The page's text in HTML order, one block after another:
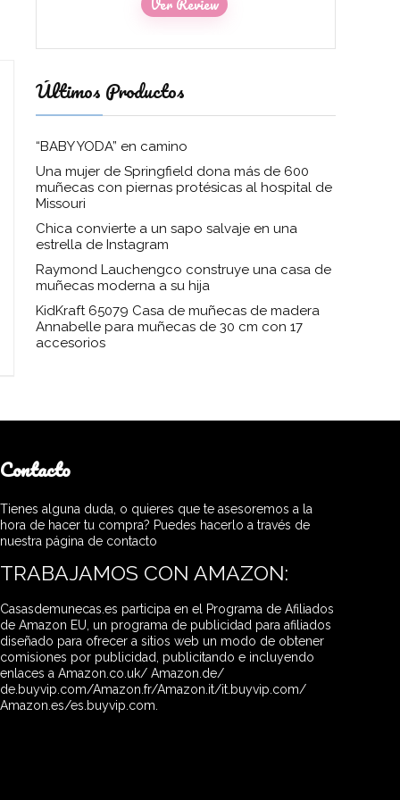
Últimos Productos
“BABY YODA” en camino
Una mujer de Springfield dona más de 600
muñecas con piernas protésicas al hospital de
Missouri
Chica convierte a un sapo salvaje en una
estrella de Instagram
Raymond Lauchengco construye una casa de
muñecas moderna a su hija
KidKraft 65079 Casa de muñecas de madera
Annabelle para muñecas de 30 cm con 17
accesorios
Contacto
Tienes alguna duda, o quieres que te asesoremos a la
hora de hacer tu compra? Puedes hacerlo a través de
nuestra página de contacto
TRABAJAMOS CON AMAZON:
Casasdemunecas.es participa en el Programa de Afiliados
de Amazon EU, un programa de publicidad para afiliados
diseñado para ofrecer a sitios web un modo de obtener
comisiones por publicidad, publicitando e incluyendo
enlaces a Amazon.co.uk/ Amazon.de/
de.buyvip.com/Amazon.fr/Amazon.it/it.buyvip.com/
Amazon.es/es.buyvip.com.